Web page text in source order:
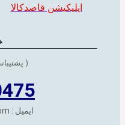
اپلیکیشن قاصدکالا
( پشتیبانی 7 روز هفته
ایمیل : ghasedkala@gmail.com